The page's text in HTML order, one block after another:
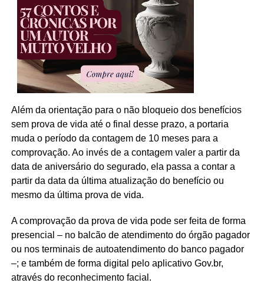
Além da orientação para o não bloqueio dos benefícios
sem prova de vida até o final desse prazo, a portaria
muda o período da contagem de 10 meses para a
comprovação. Ao invés de a contagem valer a partir da
data de aniversário do segurado, ela passa a contar a
partir da data da última atualização do benefício ou
mesmo da última prova de vida.
A comprovação da prova de vida pode ser feita de forma
presencial – no balcão de atendimento do órgão pagador
ou nos terminais de autoatendimento do banco pagador
–; e também de forma digital pelo aplicativo Gov.br,
através do reconhecimento facial.